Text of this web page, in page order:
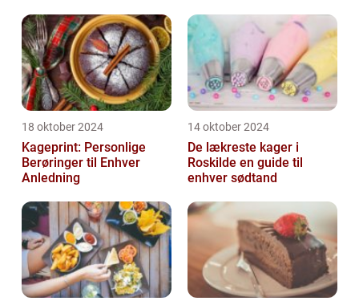
18 oktober 2024
Kageprint: Personlige
Berøringer til Enhver
Anledning
14 oktober 2024
De lækreste kager i
Roskilde en guide til
enhver sødtand